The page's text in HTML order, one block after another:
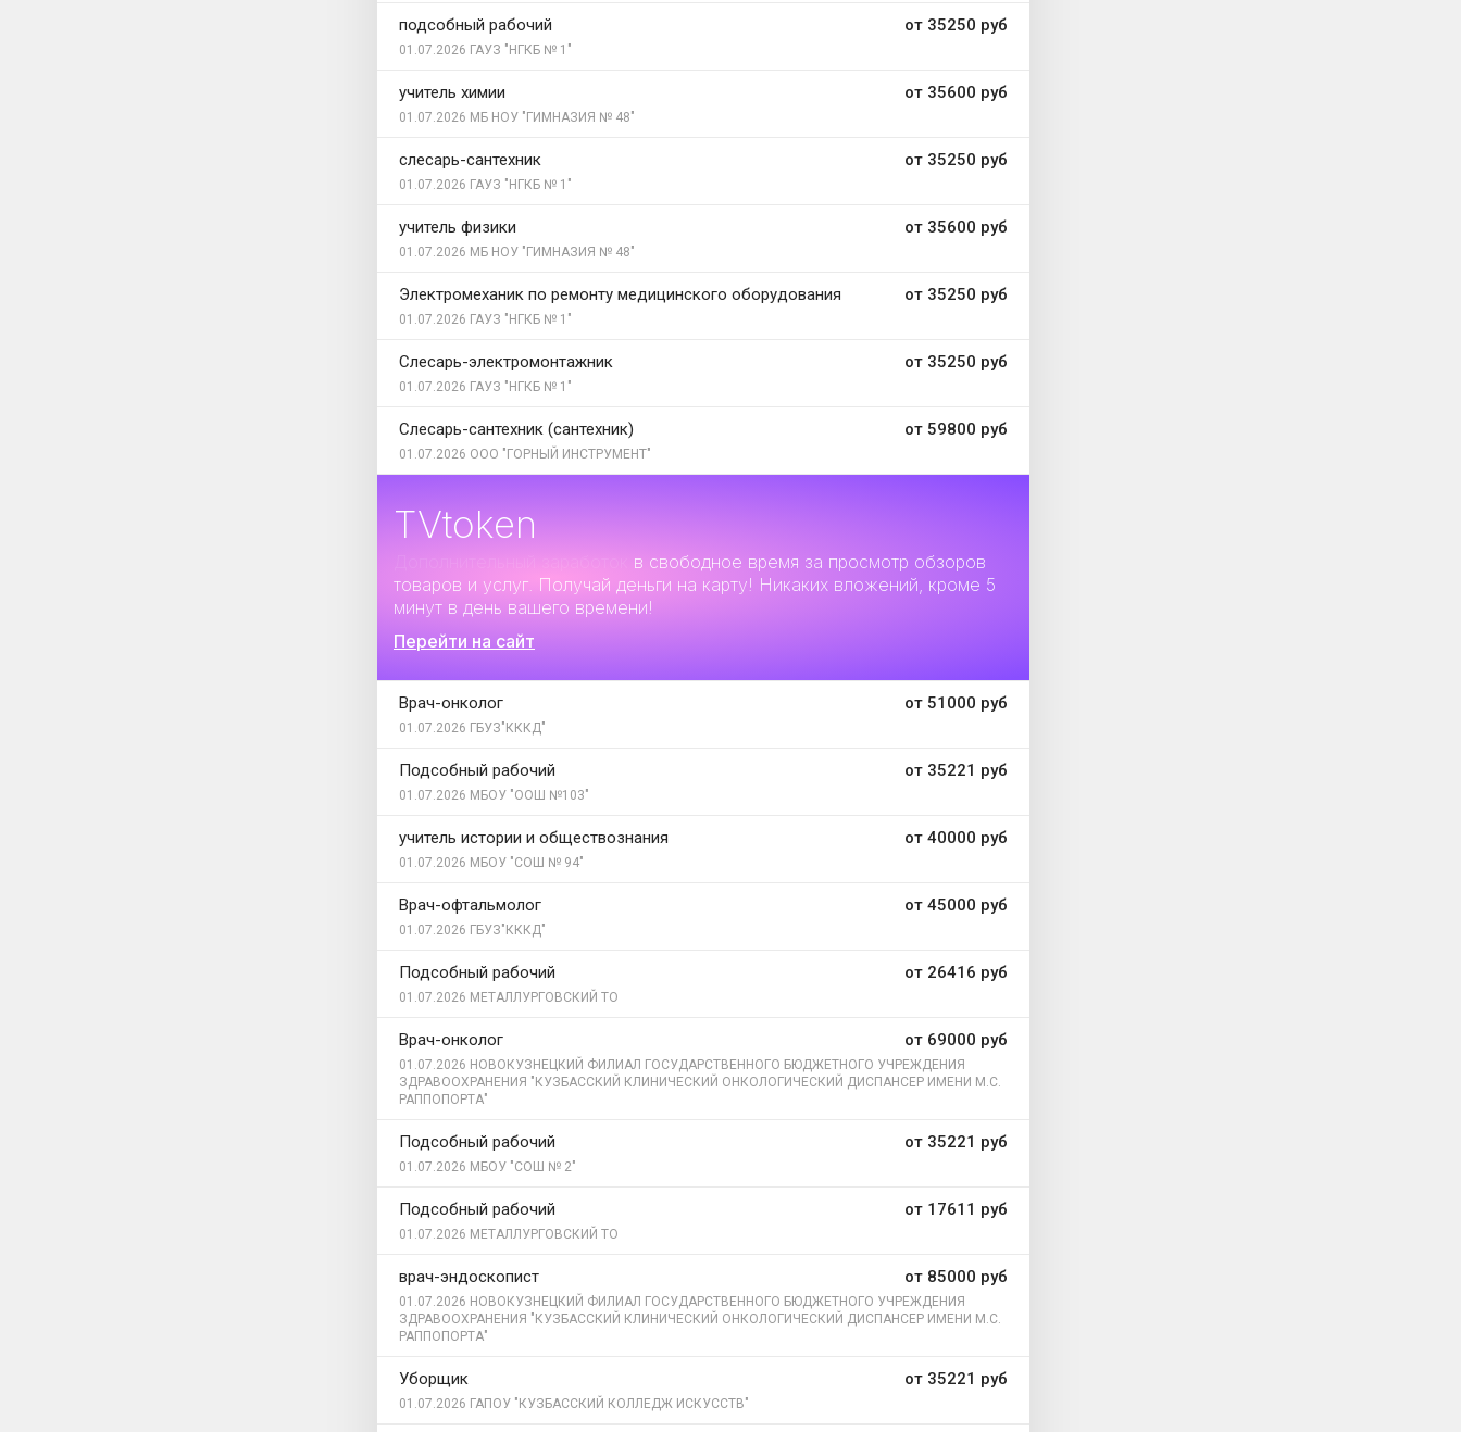
от 35250 руб
подсобный рабочий
01.07.2026 ГАУЗ "НГКБ № 1"
от 35600 руб
учитель химии
01.07.2026 МБ НОУ "ГИМНАЗИЯ № 48"
от 35250 руб
слесарь-сантехник
01.07.2026 ГАУЗ "НГКБ № 1"
от 35600 руб
учитель физики
01.07.2026 МБ НОУ "ГИМНАЗИЯ № 48"
от 35250 руб
Электромеханик по ремонту медицинского оборудования
01.07.2026 ГАУЗ "НГКБ № 1"
от 35250 руб
Слесарь-электромонтажник
01.07.2026 ГАУЗ "НГКБ № 1"
от 59800 руб
Слесарь-сантехник (сантехник)
01.07.2026 ООО "ГОРНЫЙ ИНСТРУМЕНТ"
TVtoken
в свободное время за просмотр обзоров
товаров и услуг. Получай деньги на карту! Никаких вложений, кроме 5
минут в день вашего времени!
Перейти на сайт
от 51000 руб
Врач-онколог
01.07.2026 ГБУЗ"КККД"
от 35221 руб
Подсобный рабочий
01.07.2026 МБОУ "ООШ №103"
от 40000 руб
учитель истории и обществознания
01.07.2026 МБОУ "СОШ № 94"
от 45000 руб
Врач-офтальмолог
01.07.2026 ГБУЗ"КККД"
от 26416 руб
Подсобный рабочий
01.07.2026 МЕТАЛЛУРГОВСКИЙ ТО
от 69000 руб
Врач-онколог
01.07.2026 НОВОКУЗНЕЦКИЙ ФИЛИАЛ ГОСУДАРСТВЕННОГО БЮДЖЕТНОГО УЧРЕЖДЕНИЯ
ЗДРАВООХРАНЕНИЯ "КУЗБАССКИЙ КЛИНИЧЕСКИЙ ОНКОЛОГИЧЕСКИЙ ДИСПАНСЕР ИМЕНИ М.С.
РАППОПОРТА"
от 35221 руб
Подсобный рабочий
01.07.2026 МБОУ "СОШ № 2"
от 17611 руб
Подсобный рабочий
01.07.2026 МЕТАЛЛУРГОВСКИЙ ТО
от 85000 руб
врач-эндоскопист
01.07.2026 НОВОКУЗНЕЦКИЙ ФИЛИАЛ ГОСУДАРСТВЕННОГО БЮДЖЕТНОГО УЧРЕЖДЕНИЯ
ЗДРАВООХРАНЕНИЯ "КУЗБАССКИЙ КЛИНИЧЕСКИЙ ОНКОЛОГИЧЕСКИЙ ДИСПАНСЕР ИМЕНИ М.С.
РАППОПОРТА"
от 35221 руб
Уборщик
01.07.2026 ГАПОУ "КУЗБАССКИЙ КОЛЛЕДЖ ИСКУССТВ"